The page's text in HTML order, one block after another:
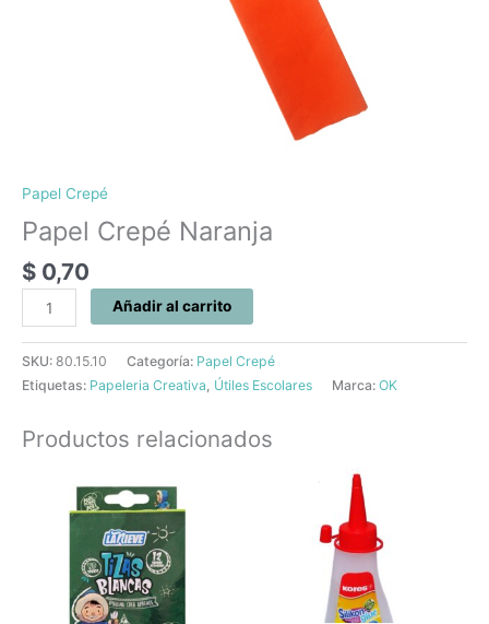
Papel Crepé
Papel Crepé Naranja
$ 0,70
Añadir al carrito
SKU: 80.15.10 Categoría: Papel Crepé
Etiquetas: Papeleria Creativa Útiles Escolares Marca: OK
Productos relacionados